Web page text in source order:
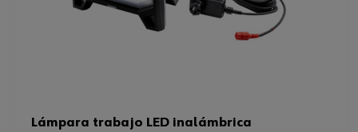
Lámpara trabajo LED inalámbrica